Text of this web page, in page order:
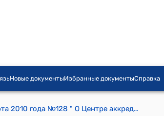
Новые документыИзбранные документыСправка
Постановление Правительства КР от 5 марта 2010 года №128 " О Центре аккредитации при Министерстве экономического регулирования Кыргызской Республики"